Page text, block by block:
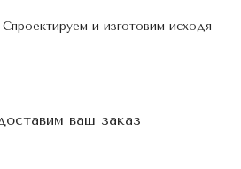
и изготовим исходя
ваш заказ